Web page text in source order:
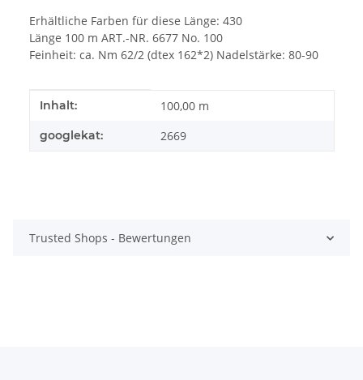
Erhältliche Farben für diese Länge: 430
Länge 100 m ART.-NR. 6677 No. 100
Feinheit: ca. Nm 62/2 (dtex 162*2) Nadelstärke: 80-90
Produkteigenschaft
Wert
Inhalt: 100,00 m
googlekat: 2669
Trusted Shops - Bewertungen